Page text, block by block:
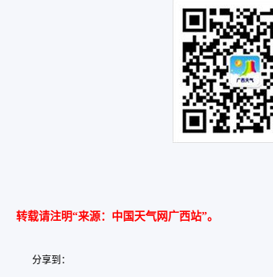
转载请注明“来源：中国天气网广西站”。
分享到：